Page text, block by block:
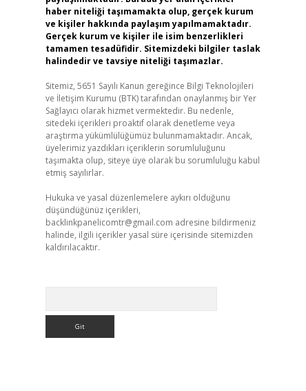
haber niteliği taşımamakta olup, gerçek kurum
ve kişiler hakkında paylaşım yapılmamaktadır.
Gerçek kurum ve kişiler ile isim benzerlikleri
tamamen tesadüfidir. Sitemizdeki bilgiler taslak
halindedir ve tavsiye niteliği taşımazlar.
Sitemiz, 5651 Sayılı Kanun gereğince Bilgi Teknolojileri
ve İletişim Kurumu (BTK) tarafından onaylanmış bir Yer
Sağlayıcı olarak hizmet vermektedir. Bu nedenle,
sitedeki içerikleri proaktif olarak denetleme veya
araştırma yükümlülüğümüz bulunmamaktadır. Ancak,
üyelerimiz yazdıkları içeriklerin sorumluluğunu
taşımakta olup, siteye üye olarak bu sorumluluğu kabul
etmiş sayılırlar.
Hukuka ve yasal düzenlemelere aykırı olduğunu
düşündüğünüz içerikleri,
backlinkpanelicomtr@gmail.com adresine bildirmeniz
halinde, ilgili içerikler yasal süre içerisinde sitemizden
kaldırılacaktır.